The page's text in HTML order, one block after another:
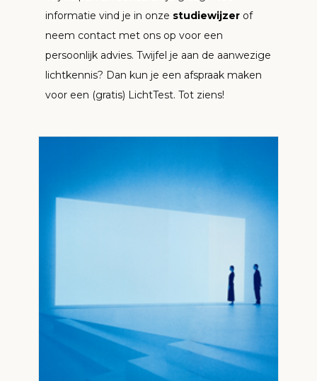
informatie vind je in onze studiewijzer of
neem contact met ons op voor een
persoonlijk advies. Twijfel je aan de aanwezige
lichtkennis? Dan kun je een afspraak maken
voor een (gratis) LichtTest. Tot ziens!